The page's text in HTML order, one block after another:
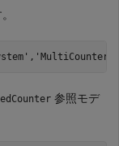
, 'MultiCounter/
参照モデ